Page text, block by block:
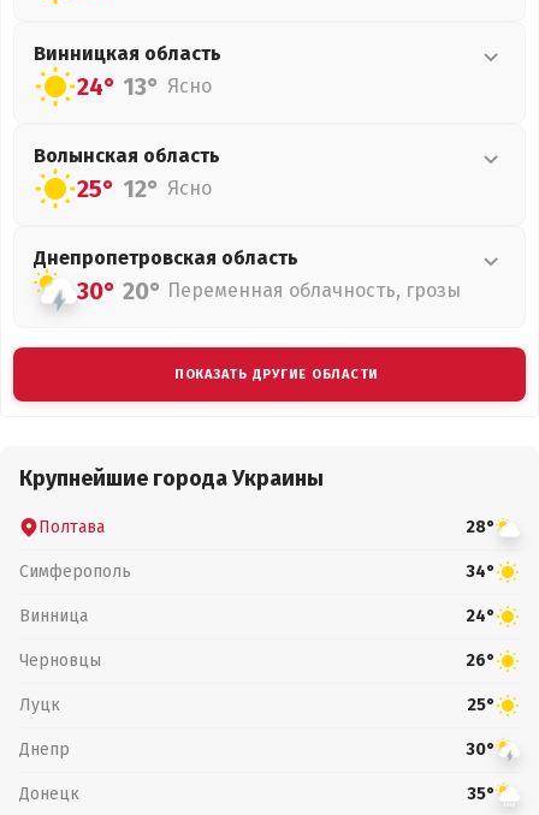
Винницкая область
24° 13° Ясно
Волынская область
25° 12° Ясно
Днепропетровская область
30° 20° Переменная облачность, грозы
ПОКАЗАТЬ ДРУГИЕ ОБЛАСТИ
Крупнейшие города Украины
Полтава 28°
Симферополь 34°
Винница 24°
Черновцы 26°
Луцк 25°
Днепр 30°
Донецк 35°